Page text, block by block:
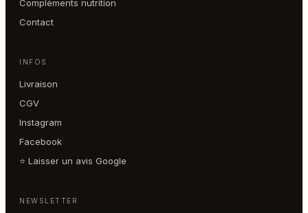
Compléments nutrition
Contact
INFOS
Livraison
CGV
Instagram
Facebook
⭐ Laisser un avis Google
NEWSLETTER